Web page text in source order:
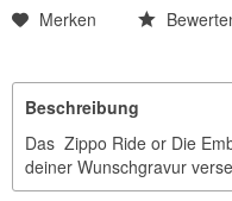
Merken
Beschreibung
Das Zippo Ride or Die
deiner Wunschgravur